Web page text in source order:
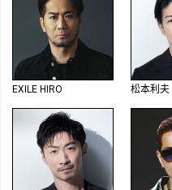
EXILE HIRO 松本利夫